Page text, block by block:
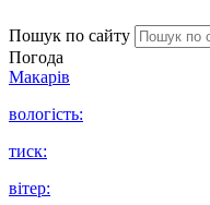
Пошук по сайту
Погода
Макарів
вологість:
тиск:
вітер: